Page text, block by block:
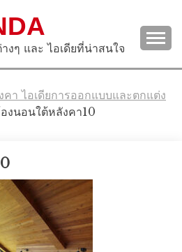
งๆ และ ไอเดียที่น่าสนใจ
า ไอเดียการออกแบบและตกแต่ง
งนอนใต้หลังคา10